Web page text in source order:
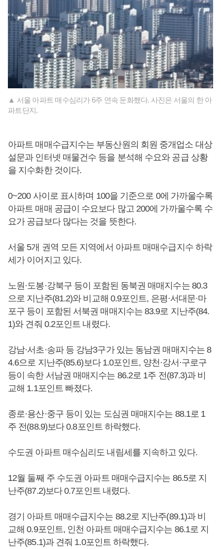
▲ 서울 아파트 매수심리가 6주 연속 둔화했다. 사진은 서울의 한 아
파트단지.
아파트 매매수급지수는 부동산원의 회원 중개업소 대상
설문과 인터넷 매물건수 등을 분석해 수요와 공급 상황
을 지수화한 것이다.
0~200 사이로 표시하며 100을 기준으로 0에 가까울수록
아파트 매매 공급이 수요보다 많고 200에 가까울수록 수
요가 공급보다 많다는 것을 뜻한다.
서울 5개 권역 모든 지역에서 아파트 매매수급지수 하락
세가 이어지고 있다.
노원·도봉·강북구 등이 포함된 동북권 매매지수는 80.3
으로 지난주(81.2)와 비교해 0.9포인트, 은평·서대문·마
포구 등이 포함된 서북권 매매지수는 83.9로 지난주(84.
1)와 견줘 0.2포인트 내렸다.
강남·서초·송파 등 강남3구가 있는 동남권 매매지수는 8
4.6으로 지난주(85.6)보다 1.0포인트, 양천·강서·구로구
등이 속한 서남권 매매지수는 86.2로 1주 전(87.3)과 비
교해 1.1포인트 빠졌다.
종로·용산·중구 등이 있는 도심권 매매지수는 88.1로 1
주 전(88.9)보다 0.8포인트 하락했다.
수도권 아파트 매수심리도 내림세를 지속하고 있다.
12월 둘째 주 수도권 아파트 매매수급지수는 86.5로 지
난주(87.2)보다 0.7포인트 내렸다.
경기 아파트 매매수급지수는 88.2로 지난주(89.1)과 비
교해 0.9포인트, 인천 아파트 매매수급지수는 86.1로 지
난주(85.1)과 견줘 1.0포인트 하락했다.